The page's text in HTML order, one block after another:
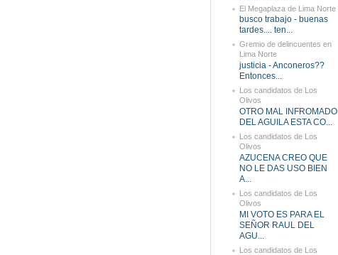
El Megaplaza de Lima Norte
busco trabajo - buenas
tardes.... ten...
Gremio de delincuentes en
Lima Norte
justicia - Anconeros??
Entonces...
Los candidatos de Los
Olivos
OTRO MAL INFROMADO
DEL AGUILA ESTA CO...
Los candidatos de Los
Olivos
AZUCENA CREO QUE
NO LE DAS USO BIEN
A...
Los candidatos de Los
Olivos
MI VOTO ES PARA EL
SEÑOR RAUL DEL
AGU...
Los candidatos de Los